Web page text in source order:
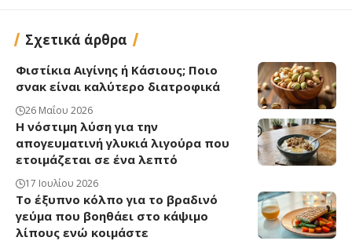
Σχετικά άρθρα
Φιστίκια Αιγίνης ή Κάσιους; Ποιο
σνακ είναι καλύτερο διατροφικά
26 Μαΐου 2026
Η νόστιμη λύση για την
απογευματινή γλυκιά λιγούρα που
ετοιμάζεται σε ένα λεπτό
17 Ιουλίου 2026
Το έξυπνο κόλπο για το βραδινό
γεύμα που βοηθάει στο κάψιμο
λίπους ενώ κοιμάστε